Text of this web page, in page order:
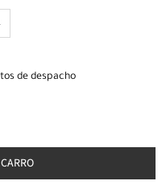
de despacho